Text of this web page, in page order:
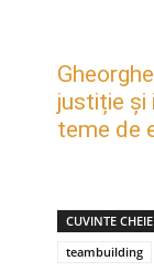
justiție și
teme de
CUVINTE CHEIE
teambuilding